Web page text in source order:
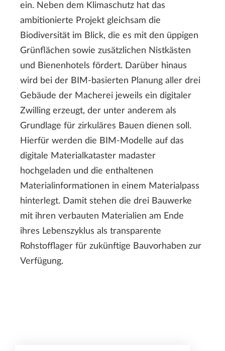
ein. Neben dem Klimaschutz hat das
ambitionierte Projekt gleichsam die
Biodiversität im Blick, die es mit den üppigen
Grünflächen sowie zusätzlichen Nistkästen
und Bienenhotels fördert. Darüber hinaus
wird bei der BIM-basierten Planung aller drei
Gebäude der Macherei jeweils ein digitaler
Zwilling erzeugt, der unter anderem als
Grundlage für zirkuläres Bauen dienen soll.
Hierfür werden die BIM-Modelle auf das
digitale Materialkataster madaster
hochgeladen und die enthaltenen
Materialinformationen in einem Materialpass
hinterlegt. Damit stehen die drei Bauwerke
mit ihren verbauten Materialien am Ende
ihres Lebenszyklus als transparente
Rohstofflager für zukünftige Bauvorhaben zur
Verfügung.